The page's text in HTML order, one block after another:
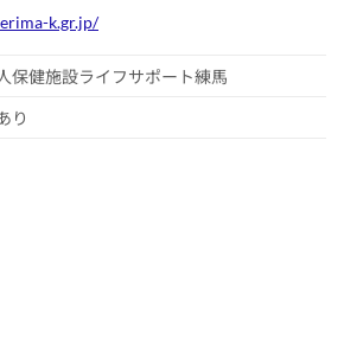
k.gr.jp/
保健施設ライフサポート練馬
り